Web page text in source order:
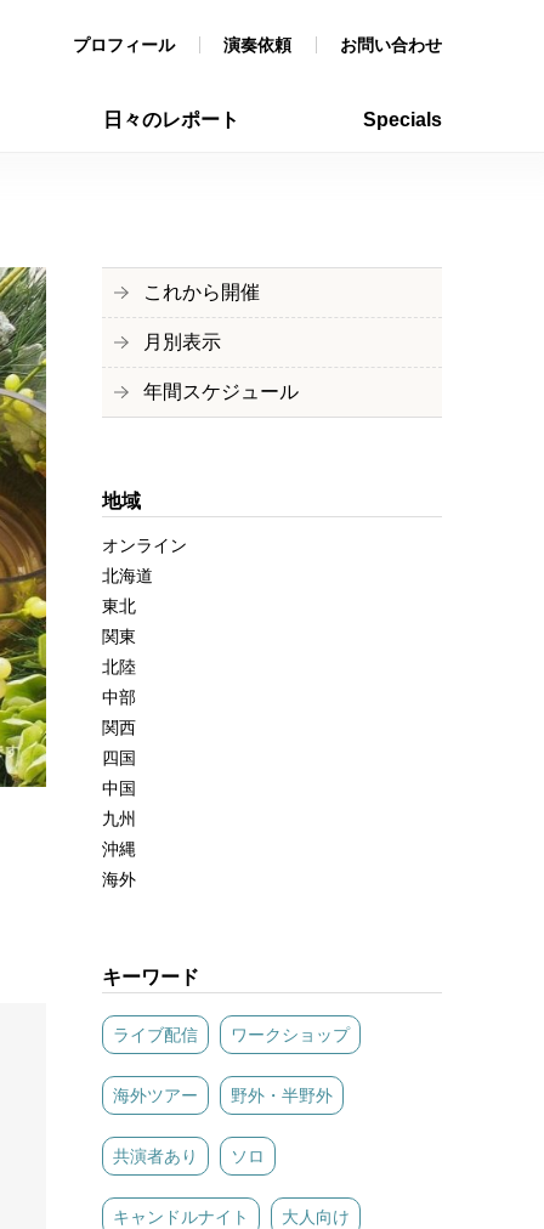
プロフィール 演奏依頼 お問い合わせ
日々のレポート Specials
これから開催
月別表示
年間スケジュール
地域
オンライン
北海道
東北
関東
北陸
中部
関西
四国
中国
九州
沖縄
海外
キーワード
ライブ配信 ワークショップ
海外ツアー 野外・半野外
共演者あり ソロ
キャンドルナイト 大人向け